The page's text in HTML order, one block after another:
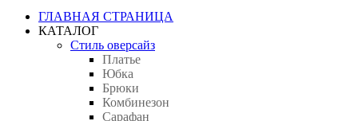
ГЛАВНАЯ СТРАНИЦА
КАТАЛОГ
Стиль оверсайз
Платье
Юбка
Брюки
Комбинезон
Сарафан